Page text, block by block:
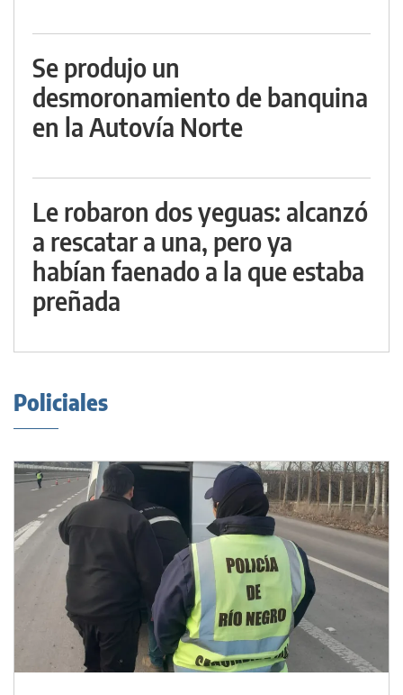
Se produjo un
desmoronamiento de banquina
en la Autovía Norte
Le robaron dos yeguas: alcanzó
a rescatar a una, pero ya
habían faenado a la que estaba
preñada
Policiales